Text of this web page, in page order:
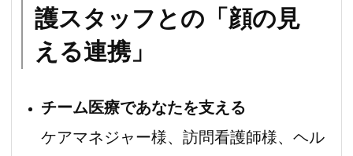
護スタッフとの「顔の見
える連携」
チーム医療であなたを支える
ケアマネジャー様、訪問看護師様、ヘル